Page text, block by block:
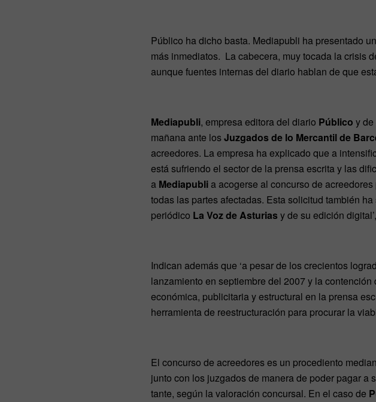
Público ha dicho basta. Mediapubli ha presentado
más inmediatos. La cabecera, muy tocada la crisis
aunque fuentes internas del diario hablan de que
Mediapubli, empresa editora del diario Público y
mañana ante losJuzgados de lo Mercantil de
acreedores. La empresa ha explicado que a
está sufriendo el sector de la prensa escrita y las
a Mediapublia acogerse al concurso de
todas las partes afectadas. Esta solicitud también
periódico La Voz de Asturias y de su edición
Indican además que ‘a pesar de los crecientos
lanzamiento en septiembre del 2007 y la
económica, publicitaria y estructural en la prensa
herramienta de reestructuración para procurar la
El concurso de acreedores es un procediento
junto con los juzgados de manera de poder pagar
tante, según la valoración concursal. En el caso de